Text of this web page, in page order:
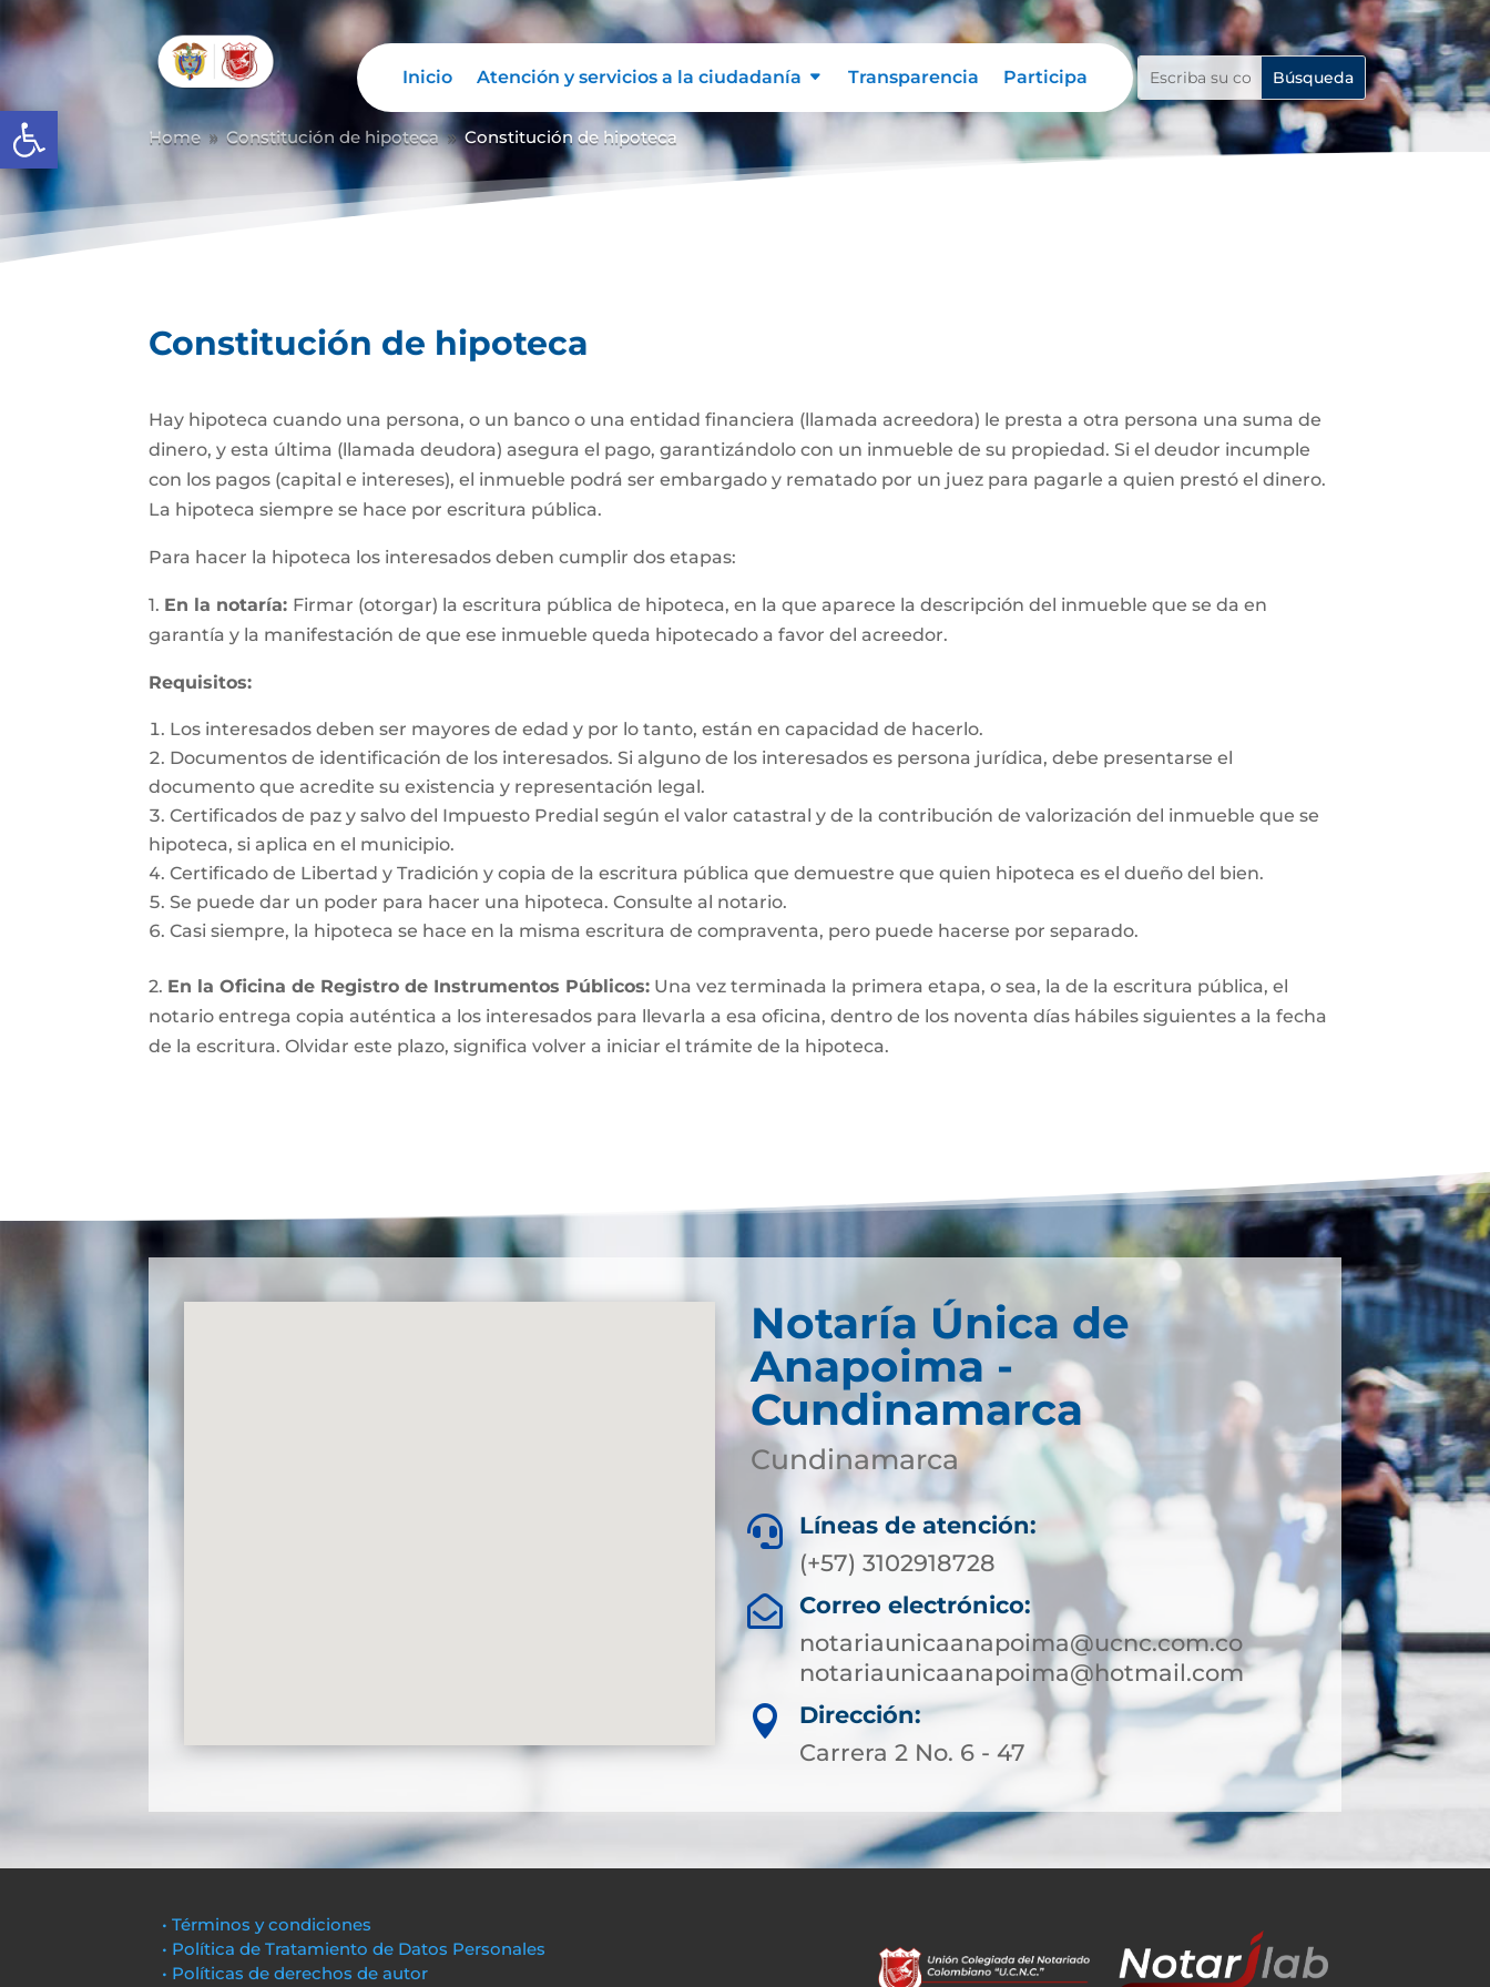
Abrir barra de herramientas
Inicio Atención y servicios a la ciudadanía Transparencia Participa
Home 9 Constitución de hipoteca 9 Constitución de hipoteca
Constitución de hipoteca
Hay hipoteca cuando una persona, o un banco o una entidad financiera (llamada acreedora) le presta a otra persona una suma de
dinero, y esta última (llamada deudora) asegura el pago, garantizándolo con un inmueble de su propiedad. Si el deudor incumple
con los pagos (capital e intereses), el inmueble podrá ser embargado y rematado por un juez para pagarle a quien prestó el dinero.
La hipoteca siempre se hace por escritura pública.
Para hacer la hipoteca los interesados deben cumplir dos etapas:
1. En la notaría: Firmar (otorgar) la escritura pública de hipoteca, en la que aparece la descripción del inmueble que se da en
garantía y la manifestación de que ese inmueble queda hipotecado a favor del acreedor.
Requisitos:
Los interesados deben ser mayores de edad y por lo tanto, están en capacidad de hacerlo.
Documentos de identificación de los interesados. Si alguno de los interesados es persona jurídica, debe presentarse el
documento que acredite su existencia y representación legal.
Certificados de paz y salvo del Impuesto Predial según el valor catastral y de la contribución de valorización del inmueble que se
hipoteca, si aplica en el municipio.
Certificado de Libertad y Tradición y copia de la escritura pública que demuestre que quien hipoteca es el dueño del bien.
Se puede dar un poder para hacer una hipoteca. Consulte al notario.
Casi siempre, la hipoteca se hace en la misma escritura de compraventa, pero puede hacerse por separado.
2. En la Oficina de Registro de Instrumentos Públicos: Una vez terminada la primera etapa, o sea, la de la escritura pública, el
notario entrega copia auténtica a los interesados para llevarla a esa oficina, dentro de los noventa días hábiles siguientes a la fecha
de la escritura. Olvidar este plazo, significa volver a iniciar el trámite de la hipoteca.
Notaría Única de
Anapoima -
Cundinamarca
Cundinamarca

Líneas de atención:
(+57) 3102918728

Correo electrónico:
notariaunicaanapoima@ucnc.com.co
notariaunicaanapoima@hotmail.com

Dirección:
Carrera 2 No. 6 - 47
• Términos y condiciones
• Política de Tratamiento de Datos Personales
• Políticas de derechos de autor